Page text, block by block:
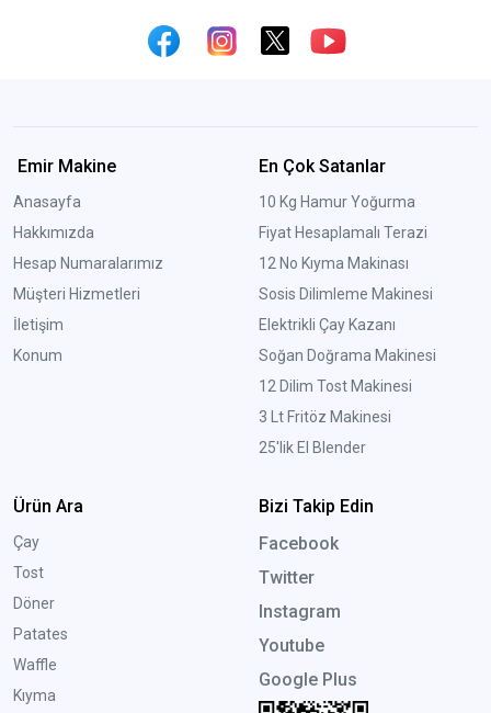
Emir Makine
Anasayfa
Hakkımızda
Hesap Numaralarımız
Müşteri Hizmetleri
İletişim
Konum
En Çok Satanlar
10 Kg Hamur Yoğurma
Fiyat Hesaplamalı Terazi
12 No Kıyma Makinası
Sosis Dilimleme Makinesi
Elektrikli Çay Kazanı
Soğan Doğrama Makinesi
12 Dilim Tost Makinesi
3 Lt Fritöz Makinesi
25'lik El Blender
Ürün Ara
Çay
Tost
Döner
Patates
Waffle
Kıyma
Bizi Takip Edin
Facebook
Twitter
Instagram
Youtube
Google Plus